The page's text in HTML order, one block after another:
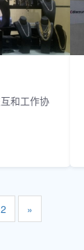
和工作协
2 »